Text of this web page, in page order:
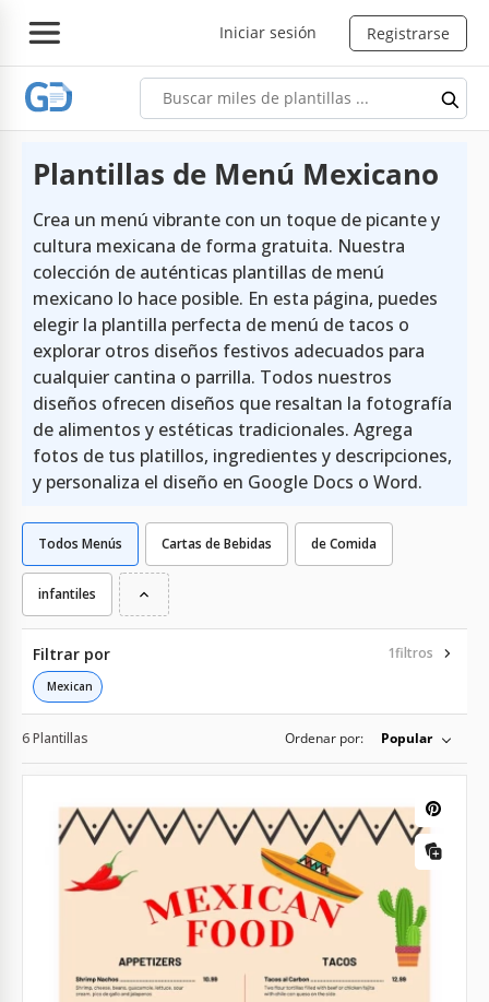
Iniciar sesión Registrarse
Plantillas de Menú Mexicano
Crea un menú vibrante con un toque de picante y
cultura mexicana de forma gratuita. Nuestra
colección de auténticas plantillas de menú
mexicano lo hace posible. En esta página, puedes
elegir la plantilla perfecta de menú de tacos o
explorar otros diseños festivos adecuados para
cualquier cantina o parrilla. Todos nuestros
diseños ofrecen diseños que resaltan la fotografía
de alimentos y estéticas tradicionales. Agrega
fotos de tus platillos, ingredientes y descripciones,
y personaliza el diseño en Google Docs o Word.
Todos Menús Cartas de Bebidas de Comida
infantiles
Filtrar por 1filtros
Mexican
6 Plantillas Ordenar por: Popular